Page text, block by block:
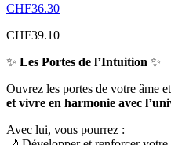
CHF36.30
CHF39.10
✨ Les Portes de l’Intuition ✨
Ouvrez les portes de votre âme
et vivre en harmonie avec
Avec lui, vous pourrez :